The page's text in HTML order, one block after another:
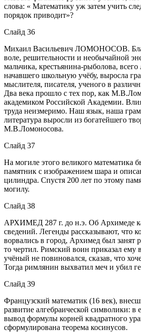
слова: « Математику уж затем учить
порядок приводит»?
Слайд 36
Михаил Васильевич ЛОМОНОСОВ.
воле, решительности и необычайной
мальчика, крестьянина-рыболова,
начавшего школьную учёбу, выросла
мыслителя, писателя, ученого в
Два века прошло с тех пор, как
академиком Российской Академии.
труда неизмеримо. Наш язык, наша
литература выросли из богатейшего
М.В.Ломоносова.
Слайд 37
На могиле этого великого математика
памятник с изображением шара и
цилиндра. Спустя 200 лет по этому
могилу.
Слайд 38
АРХИМЕД 287 г. до н.э. Об Архимеде
сведений. Легенды рассказывают, что
ворвались в город, Архимед был занят
то чертил. Римский воин приказал ему
учёный не повиновался, сказав, что
Тогда римлянин выхватил меч и убил
Слайд 39
Французский математик (16 век),
развитие алгебраической символики: в
вывод формулы корней квадратного
сформулирована теорема косинусов.